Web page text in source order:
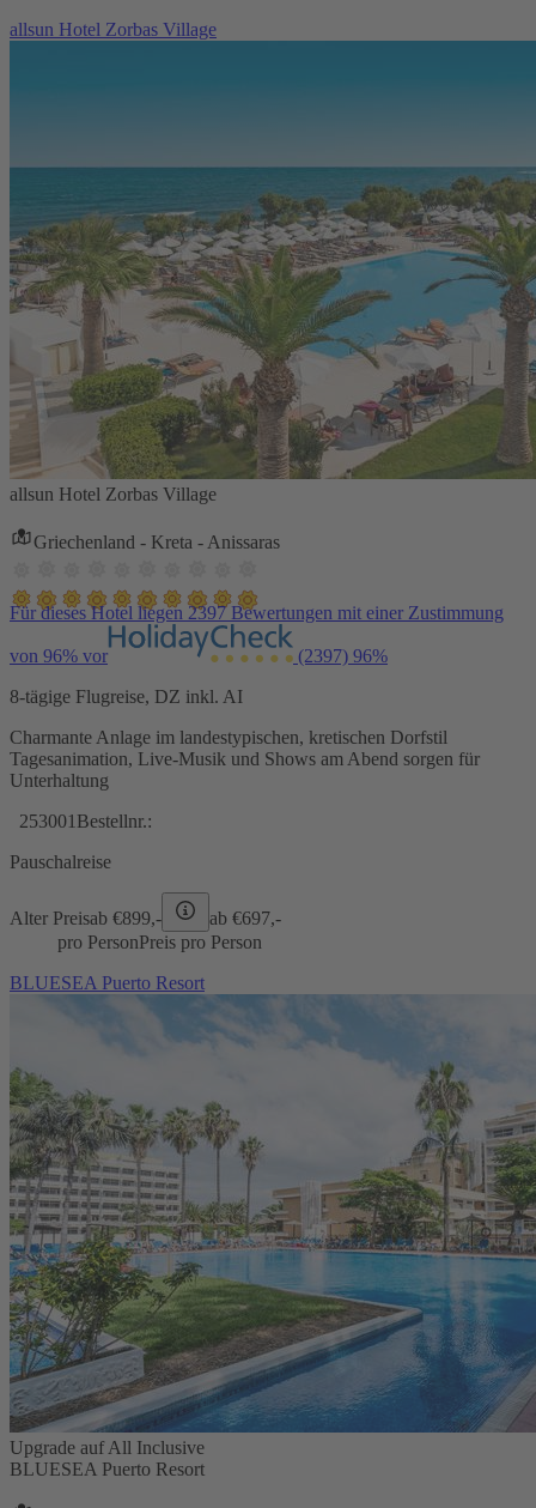
allsun Hotel Zorbas Village
allsun Hotel Zorbas Village
Griechenland - Kreta - Anissaras
Für dieses Hotel liegen 2397 Bewertungen mit einer Zustimmung
von 96% vor (2397) 96%
8-tägige Flugreise, DZ inkl. AI
Charmante Anlage im landestypischen, kretischen Dorfstil
Tagesanimation, Live-Musik und Shows am Abend sorgen für
Unterhaltung
253001 Bestellnr.:
Pauschalreise
Alter Preisab €899,- ab €697,-
pro PersonPreis pro Person
BLUESEA Puerto Resort
Upgrade auf All Inclusive
BLUESEA Puerto Resort